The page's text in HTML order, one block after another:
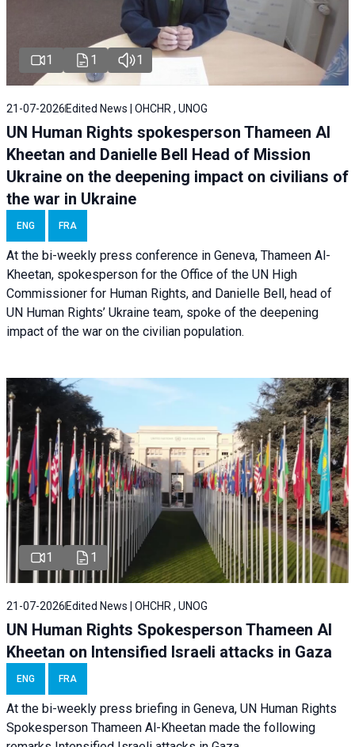
1 1 1
21-07-2026 Edited News | OHCHR , UNOG
UN Human Rights spokesperson Thameen Al
Kheetan and Danielle Bell Head of Mission
Ukraine on the deepening impact on civilians of
the war in Ukraine
ENG FRA
At the bi-weekly press conference in Geneva, Thameen Al-
Kheetan, spokesperson for the Office of the UN High
Commissioner for Human Rights, and Danielle Bell, head of
UN Human Rights’ Ukraine team, spoke of the deepening
impact of the war on the civilian population.
1 1
21-07-2026 Edited News | OHCHR , UNOG
UN Human Rights Spokesperson Thameen Al
Kheetan on Intensified Israeli attacks in Gaza
ENG FRA
At the bi-weekly press briefing in Geneva, UN Human Rights
Spokesperson Thameen Al-Kheetan made the following